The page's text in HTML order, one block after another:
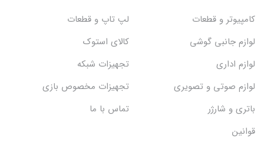
کامپیوتر و قطعات
لپ تاپ و قطعات
لوازم جانبی گوشی
کالای استوک
لوازم اداری
تجهیزات شبکه
لوازم صوتی و تصویری
تجهیزات مخصوص بازی
باتری و شارژر
تماس با ما
قوانین